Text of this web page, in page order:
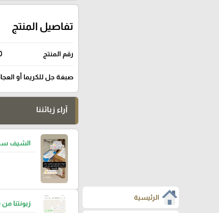
الرئيسية
تفاصيل المنتج
رقم المنتج
صبغة جل للكريما أو العجائن حجم 300 مل بجودة ممتازة
آراء زبائننا
الشيف
زبونتنا